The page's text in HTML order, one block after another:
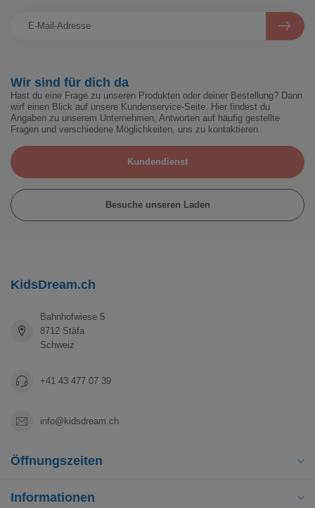
Wir sind für dich da
Hast du eine Frage zu unseren Produkten oder deiner Bestellung? Dann
wirf einen Blick auf unsere Kundenservice-Seite. Hier findest du
Angaben zu unserem Unternehmen, Antworten auf häufig gestellte
Fragen und verschiedene Möglichkeiten, uns zu kontaktieren
Kundendienst
Besuche unseren Laden
KidsDream.ch
Bahnhofwiese 5
8712 Stäfa
Schweiz
+41 43 477 07 39
info@kidsdream.ch
Öffnungszeiten
Informationen